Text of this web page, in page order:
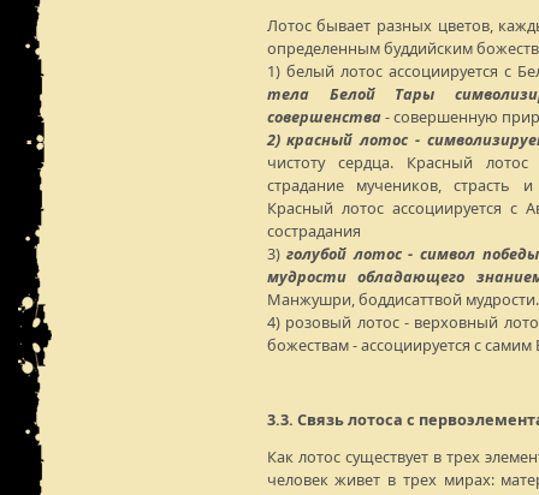
Лотос бывает разных цветов,
определенным буддийским
1) белый лотос ассоциируется с
тела Белой Тары
совершенства- совершенную
2) красный лотос -
чистоту сердца. Красный
страдание мучеников, страсть
Красный лотос ассоциируется с
сострадания
3)голубой лотос - символ
мудрости обладающего
Манжушри, боддисаттвой мудрости.
4) розовый лотос - верховный
божествам - ассоциируется с самим
3.3. Связь лотоса с
Как лотос существует в трех
человек живет в трех мирах: